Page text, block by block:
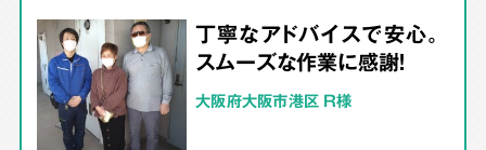
丁寧なアドバイスで安心。
スムーズな作業に感謝！
大阪府大阪市港区 R様